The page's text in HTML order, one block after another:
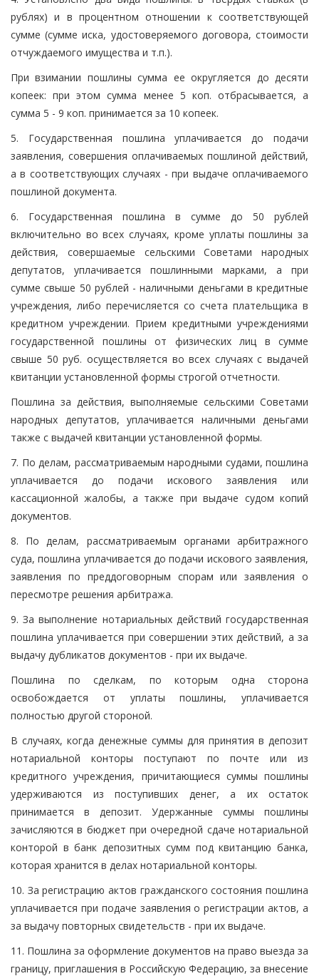
рублях) и в процентном отношении к соответствующей
сумме (сумме иска, удостоверяемого договора, стоимости
отчуждаемого имущества и т.п.).
При взимании пошлины сумма ее округляется до десяти
копеек: при этом сумма менее 5 коп. отбрасывается, а
сумма 5 - 9 коп. принимается за 10 копеек.
5. Государственная пошлина уплачивается до подачи
заявления, совершения оплачиваемых пошлиной действий,
а в соответствующих случаях - при выдаче оплачиваемого
пошлиной документа.
6. Государственная пошлина в сумме до 50 рублей
включительно во всех случаях, кроме уплаты пошлины за
действия, совершаемые сельскими Советами народных
депутатов, уплачивается пошлинными марками, а при
сумме свыше 50 рублей - наличными деньгами в кредитные
учреждения, либо перечисляется со счета плательщика в
кредитном учреждении. Прием кредитными учреждениями
государственной пошлины от физических лиц в сумме
свыше 50 руб. осуществляется во всех случаях с выдачей
квитанции установленной формы строгой отчетности.
Пошлина за действия, выполняемые сельскими Советами
народных депутатов, уплачивается наличными деньгами
также с выдачей квитанции установленной формы.
7. По делам, рассматриваемым народными судами, пошлина
уплачивается до подачи искового заявления или
кассационной жалобы, а также при выдаче судом копий
документов.
8. По делам, рассматриваемым органами арбитражного
суда, пошлина уплачивается до подачи искового заявления,
заявления по преддоговорным спорам или заявления о
пересмотре решения арбитража.
9. За выполнение нотариальных действий государственная
пошлина уплачивается при совершении этих действий, а за
выдачу дубликатов документов - при их выдаче.
Пошлина по сделкам, по которым одна сторона
освобождается от уплаты пошлины, уплачивается
полностью другой стороной.
В случаях, когда денежные суммы для принятия в депозит
нотариальной конторы поступают по почте или из
кредитного учреждения, причитающиеся суммы пошлины
удерживаются из поступивших денег, а их остаток
принимается в депозит. Удержанные суммы пошлины
зачисляются в бюджет при очередной сдаче нотариальной
конторой в банк депозитных сумм под квитанцию банка,
которая хранится в делах нотариальной конторы.
10. За регистрацию актов гражданского состояния пошлина
уплачивается при подаче заявления о регистрации актов, а
за выдачу повторных свидетельств - при их выдаче.
11. Пошлина за оформление документов на право выезда за
границу, приглашения в Российскую Федерацию, за внесение